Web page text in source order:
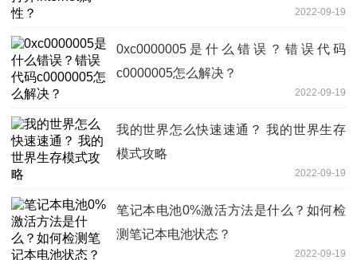
2022-09-19
0xc0000005是什么错误？错误代码
c0000005怎么解决？
2022-09-19
我的世界怎么快速速通？ 我的世界生存
模式攻略
2022-09-19
笔记本电池0%激活方法是什么？如何检
测笔记本电池状态？
2022-09-19